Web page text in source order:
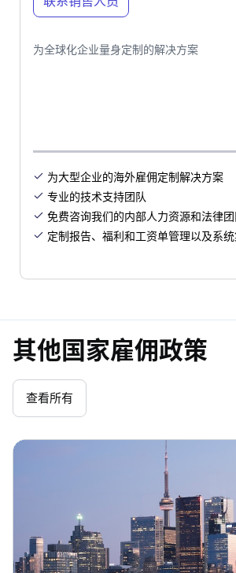
为全球化企业量身定制的解决方案
 为大型企业的海外雇佣定制解决方案
 专业的技术支持团队
 免费咨询我们的内部人力资源和法律团
 定制报告、福利和工资单管理以及系
其他国家雇佣政策
查看所有